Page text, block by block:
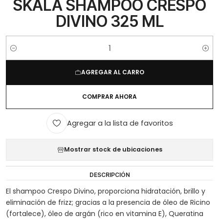
SKALA SHAMPOO CRESPO
DIVINO 325 ML
Cantidad
AGREGAR AL CARRO
COMPRAR AHORA
Agregar a la lista de favoritos
Mostrar stock de ubicaciones
DESCRIPCIÓN
El shampoo Crespo Divino, proporciona hidratación, brillo y
eliminación de frizz; gracias a la presencia de óleo de Ricino
(fortalece), óleo de argán (rico en vitamina E), Queratina